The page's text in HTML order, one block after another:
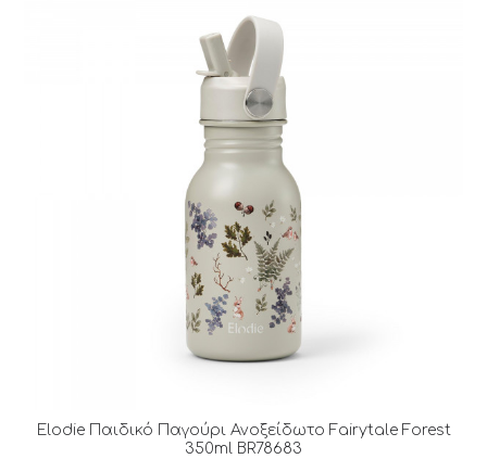
Elodie Παιδικό Παγούρι Ανοξείδωτο Fairytale Forest
350ml BR78683